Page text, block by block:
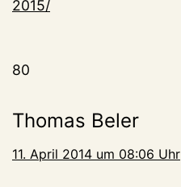
2015/
80
Thomas Beler
11. April 2014 um 08:06 Uhr